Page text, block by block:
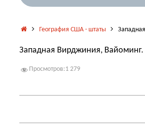
ГлавнаяГеография США - штаты
Западная Вирджиния, Вайоминг.
Просмотров:1 279